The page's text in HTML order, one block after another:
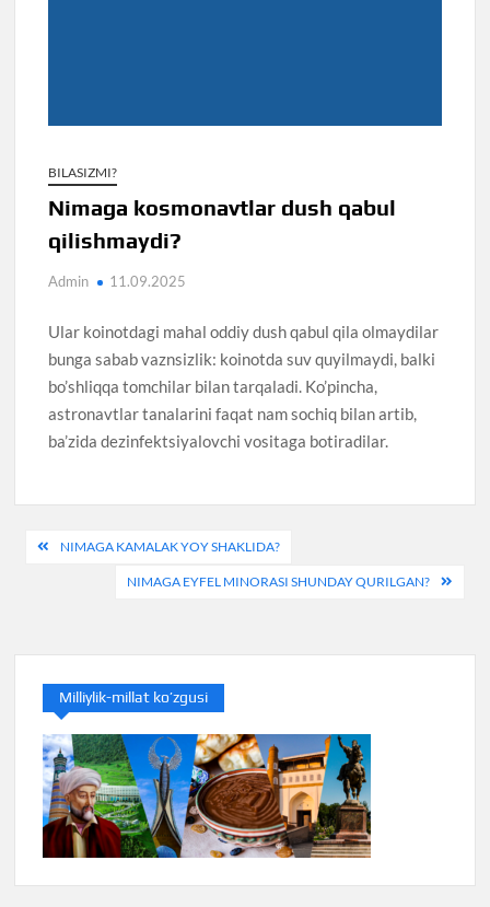
BILASIZMI?
Nimaga kosmonavtlar dush qabul
qilishmaydi?
Admin 11.09.2025
Ular koinotdagi mahal oddiy dush qabul qila olmaydilar
bunga sabab vaznsizlik: koinotda suv quyilmaydi, balki
bo’shliqqa tomchilar bilan tarqaladi. Ko’pincha,
astronavtlar tanalarini faqat nam sochiq bilan artib,
ba’zida dezinfektsiyalovchi vositaga botiradilar.
Post
menyusi
NIMAGA KAMALAK YOY SHAKLIDA?
NIMAGA EYFEL MINORASI SHUNDAY QURILGAN?
Milliylik-millat ko’zgusi